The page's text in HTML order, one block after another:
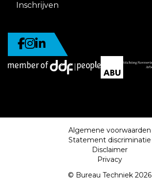
Inschrijven
Algemene voorwaarden
Statement discriminatie
Disclaimer
Privacy
© Bureau Techniek 2026